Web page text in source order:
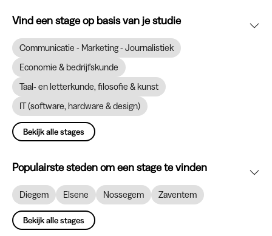
Vind een stage op basis van je studie
Communicatie - Marketing - Journalistiek
Economie & bedrijfskunde
Taal- en letterkunde, filosofie & kunst
IT (software, hardware & design)
Bekijk alle stages
Populairste steden om een stage te vinden
Diegem Elsene Nossegem Zaventem
Bekijk alle stages